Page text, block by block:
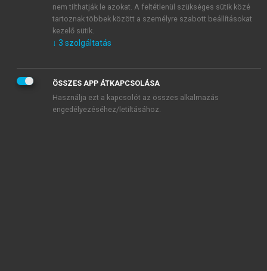
mersz.huoldalak licencszerződéseiben foglaltakat
tudomásul veszem és elfogadom.
KIPRÓBÁLOM
nem tilthatják le azokat. A feltétlenül szükséges sütik közé
tartoznak többek között a személyre szabott beállításokat
kezelő sütik.
↓ 3 szolgáltatás
ÖSSZES APP ÁTKAPCSOLÁSA
Használja ezt a kapcsolót az összes alkalmazás
engedélyezéséhez/letiltásához.